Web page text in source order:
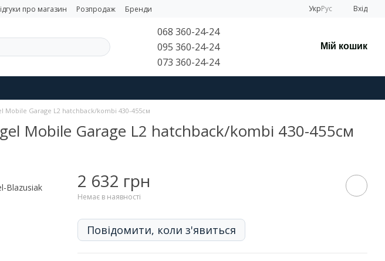
про магазин Розпродаж Бренди УкрРус Вхід
068 360-24-24
095 360-24-24
073 360-24-24
Мій кошик
Mobile Garage L2 hatchback/kombi 430-455см
Mobile Garage L2 hatchback/kombi 430-455см
2 632 грн
Немає в наявності
Повідомити, коли з'явиться